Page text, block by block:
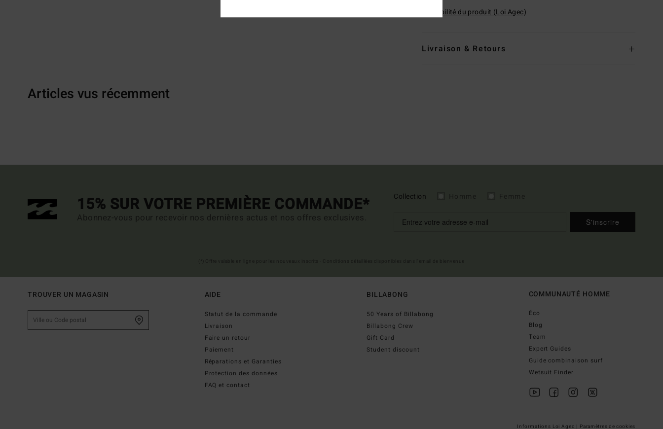
Traçabilité du produit (Loi Agec)
Livraison & Retours
Articles vus récemment
15% SUR VOTRE PREMIÈRE COMMANDE*
Abonnez-vous pour recevoir nos dernières actus et nos offres exclusives.
Collection
S'inscrire
TROUVER UN MAGASIN AIDE
Statut de la commande
Livraison
Faire un retour
Paiement
Réparations et Garanties
Protection des données
FAQ et contact
BILLABONG
50 Years of Billabong
Billabong Crew
Gift Card
Student discount
COMMUNAUTÉ HOMME
Éco
Blog
Team
Expert Guides
Guide combinaison surf
Wetsuit Finder
Informations Loi Agec | Paramètres de cookies